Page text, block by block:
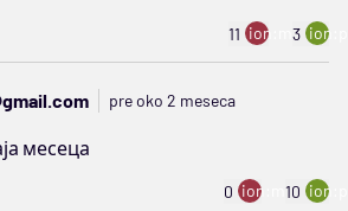
11 ion:minus
3
pre oko 2 meseca
месеца
0 ion:minus
10